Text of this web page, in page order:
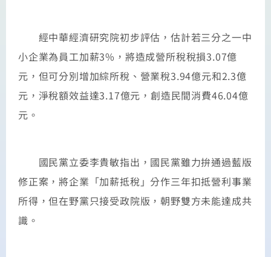
經中華經濟研究院初步評估，估計若三分之一中
小企業為員工加薪3%，將造成營所稅稅損3.07億
元，但可分別增加綜所稅、營業稅3.94億元和2.3億
元，淨稅額效益達3.17億元，創造民間消費46.04億
元。
國民黨立委李貴敏指出，國民黨雖力拚通過藍版
修正案，將企業「加薪抵稅」分作三年扣抵營利事業
所得，但在野黨只接受政院版，朝野雙方未能達成共
識。